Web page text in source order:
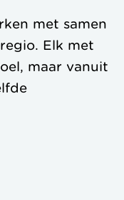
met samen
Elk met
maar vanuit